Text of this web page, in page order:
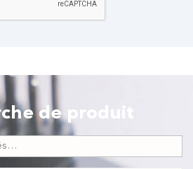
de produit